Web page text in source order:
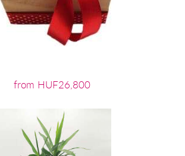
from HUF26,800